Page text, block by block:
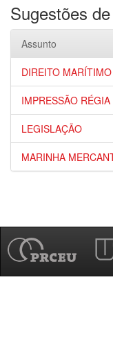
Sugestões
Assunto
DIREITO MARÍTIMO
IMPRESSÃO RÉGIA
LEGISLAÇÃO
MARINHA